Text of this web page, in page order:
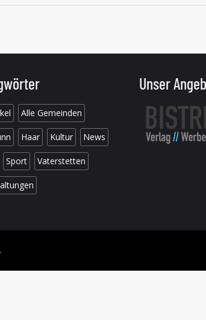
Alle Gemeinden
Haar Kultur News
Sport Vaterstetten
Unser